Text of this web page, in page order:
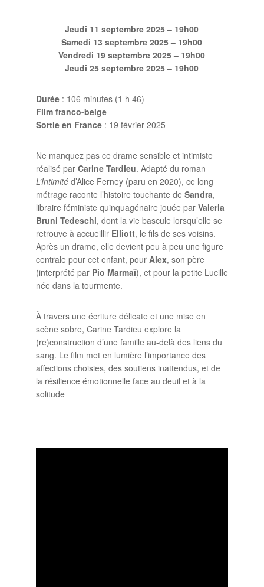
Jeudi 11 septembre 2025 – 19h00
Samedi 13 septembre 2025 – 19h00
Vendredi 19 septembre 2025 – 19h00
Jeudi 25 septembre 2025 – 19h00
Durée: 106 minutes (1 h 46)
Film franco-belge
Sortie en France: 19 février 2025
Ne manquez pas ce drame sensible et intimiste
réalisé par Carine Tardieu. Adapté du roman
L’Intimitéd’Alice Ferney (paru en 2020), ce long
métrage raconte l’histoire touchante de Sandra,
libraire féministe quinquagénaire jouée par Valeria
Bruni Tedeschi, dont la vie bascule lorsqu’elle se
retrouve à accueillir Elliott, le fils de ses voisins.
Après un drame, elle devient peu à peu une figure
centrale pour cet enfant, pour Alex, son père
(interprété par Pio Marmaï), et pour la petite Lucille
née dans la tourmente.
À travers une écriture délicate et une mise en
scène sobre, Carine Tardieu explore la
(re)construction d’une famille au-delà des liens du
sang. Le film met en lumière l’importance des
affections choisies, des soutiens inattendus, et de
la résilience émotionnelle face au deuil et à la
solitude